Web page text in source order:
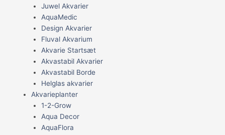
Juwel Akvarier
AquaMedic
Design Akvarier
Fluval Akvarium
Akvarie Startsæt
Akvastabil Akvarier
Akvastabil Borde
Helglas akvarier
Akvarieplanter
1-2-Grow
Aqua Decor
AquaFlora